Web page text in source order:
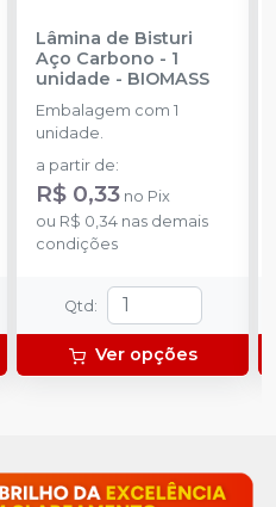
Lâmina de Bisturi
Aço Carbono - 1
unidade - BIOMASS
Embalagem com 1
unidade.
a partir de:
R$ 0,33 no Pix
ou R$ 0,34nas demais
condições
Qtd :
Ver opções